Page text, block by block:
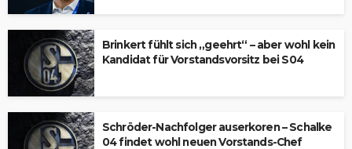
Brinkert fühlt sich „geehrt“ – aber wohl kein
Kandidat für Vorstandsvorsitz bei S04
Schröder-Nachfolger auserkoren – Schalke
04 findet wohl neuen Vorstands-Chef